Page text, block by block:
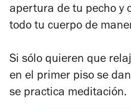
apertura de tu pecho y
todo tu cuerpo de
Si sólo quieren que
en el primer piso se
se practica meditación.